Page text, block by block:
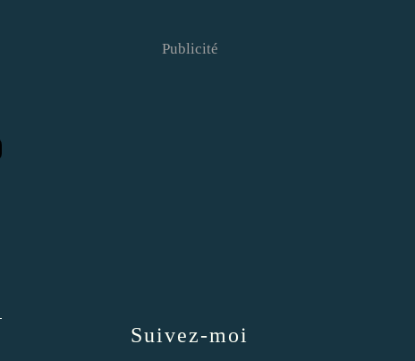
Suivez-moi
Publicité